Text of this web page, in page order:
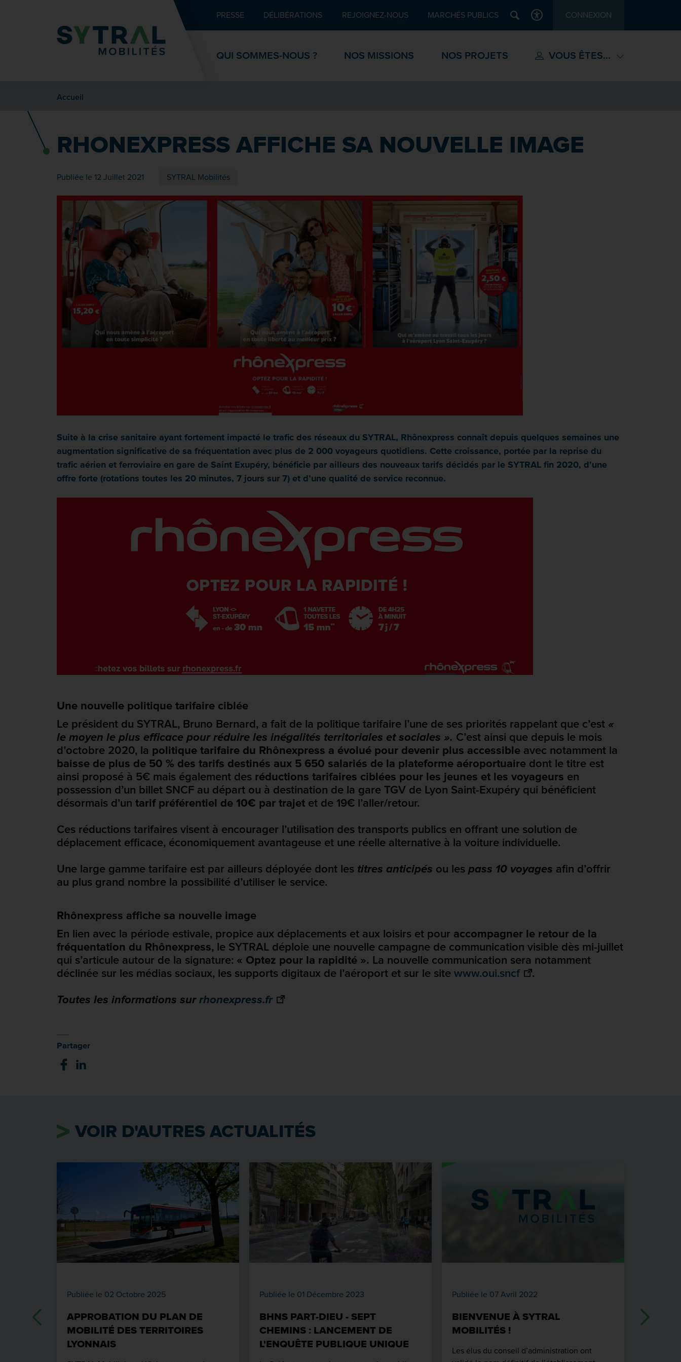
Recherche Pied de page
PRESSE DÉLIBÉRATIONS REJOIGNEZ-NOUS MARCHÉS PUBLICS Recherche
ACCESSIBILITÉCONNEXION
QUI SOMMES-NOUS ? NOS MISSIONS NOS PROJETS VOUS ÊTES...
Accueil
RHONEXPRESS AFFICHE SA NOUVELLE IMAGE
Publiée le 12 Juillet 2021 SYTRAL Mobilités
Suite à la crise sanitaire ayant fortement impacté le trafic des réseaux du SYTRAL, Rhônexpress connaît depuis quelques semaines une
augmentation significative de sa fréquentation avec plus de 2 000 voyageurs quotidiens. Cette croissance, portée par la reprise du
trafic aérien et ferroviaire en gare de Saint Exupéry, bénéficie par ailleurs des nouveaux tarifs décidés par le SYTRAL fin 2020, d’une
offre forte (rotations toutes les 20 minutes, 7 jours sur 7) et d’une qualité de service reconnue.
Une nouvelle politique tarifaire ciblée
Le président du SYTRAL, Bruno Bernard, a fait de la politique tarifaire l’une de ses priorités rappelant que c’est «
le moyen le plus efficace pour réduire les inégalités territoriales et sociales ». C’est ainsi que depuis le mois
d’octobre 2020, la politique tarifaire du Rhônexpress a évolué pour devenir plus accessible avec notamment la
baisse de plus de 50 % des tarifs destinés aux 5 650 salariés de la plateforme aéroportuaire dont le titre est
ainsi proposé à 5€ mais également des réductions tarifaires ciblées pour les jeunes et les voyageurs en
possession d’un billet SNCF au départ ou à destination de la gare TGV de Lyon Saint-Exupéry qui bénéficient
désormais d’un tarif préférentiel de 10€ par trajet et de 19€ l’aller/retour.
Ces réductions tarifaires visent à encourager l’utilisation des transports publics en offrant une solution de
déplacement efficace, économiquement avantageuse et une réelle alternative à la voiture individuelle.
Une large gamme tarifaire est par ailleurs déployée dont les titres anticipés ou les pass 10 voyages afin d’offrir
au plus grand nombre la possibilité d’utiliser le service.
Rhônexpress affiche sa nouvelle image
En lien avec la période estivale, propice aux déplacements et aux loisirs et pour accompagner le retour de la
fréquentation du Rhônexpress, le SYTRAL déploie une nouvelle campagne de communication visible dès mi-juillet
qui s’articule autour de la signature: « Optez pour la rapidité ». La nouvelle communication sera notamment
déclinée sur les médias sociaux, les supports digitaux de l’aéroport et sur le site www.oui.sncf
.
Toutes les informations surrhonexpress.fr
Partager
VOIR D'AUTRES ACTUALITÉS
Publiée le 02 Octobre 2025
APPROBATION DU PLAN DE
MOBILITÉ DES TERRITOIRES
LYONNAIS
Publiée le 01 Décembre 2023
BHNS PART-DIEU - SEPT
CHEMINS : LANCEMENT DE
L'ENQUÊTE PUBLIQUE UNIQUE
Publiée le 07 Avril 2022
BIENVENUE À SYTRAL
MOBILITÉS !
Les élus du conseil d’administration ont